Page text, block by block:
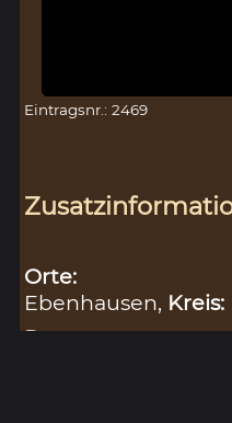
Eintragsnr.: 2469
Orte:
Ebenhausen, Kreis:
Personen: